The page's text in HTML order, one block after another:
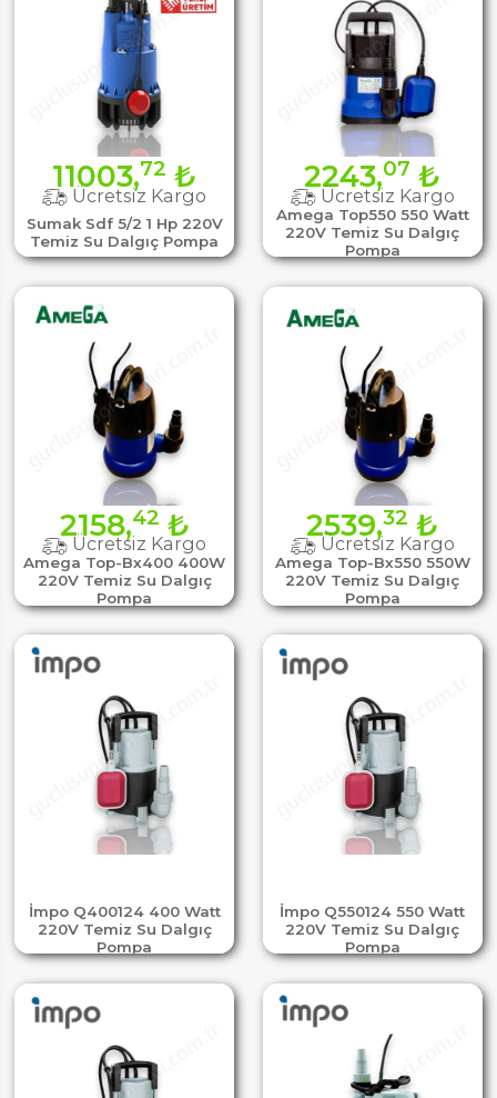
Sumak Sdf 5/2 1 Hp 220V
Temiz Su Dalgıç Pompa
11003,72 ₺
Ücretsiz Kargo
Amega Top550 550 Watt
220V Temiz Su Dalgıç
Pompa
2243,07 ₺
Ücretsiz Kargo
Amega Top-Bx400 400W
220V Temiz Su Dalgıç
Pompa
2158,42 ₺
Ücretsiz Kargo
Amega Top-Bx550 550W
220V Temiz Su Dalgıç
Pompa
2539,32 ₺
Ücretsiz Kargo
İmpo Q400124 400 Watt
220V Temiz Su Dalgıç
Pompa
İmpo Q550124 550 Watt
220V Temiz Su Dalgıç
Pompa